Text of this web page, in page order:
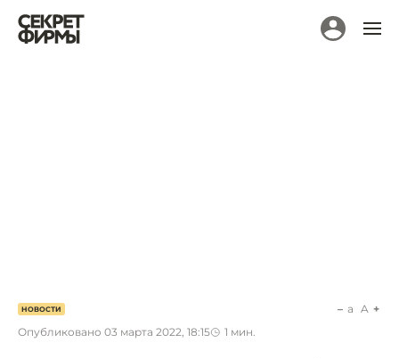
НОВОСТИ
Опубликовано 03 марта 2022, 18:15 1 мин.
a A